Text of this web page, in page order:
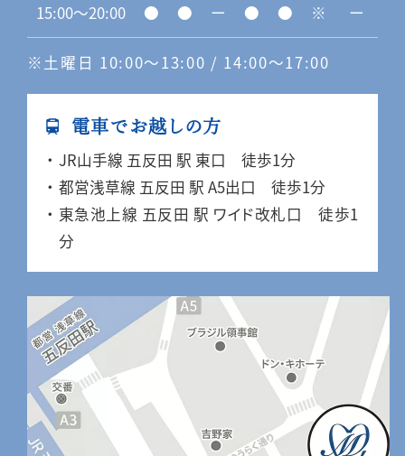
15:00〜20:00 ● ● ー ● ● ※ ー
※土曜日 10:00〜13:00 / 14:00〜17:00
電車でお越しの方
JR山手線 五反田 駅 東口 徒歩1分
都営浅草線 五反田 駅 A5出口 徒歩1分
東急池上線 五反田 駅 ワイド改札口 徒歩1
分